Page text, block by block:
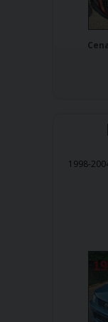
1998-